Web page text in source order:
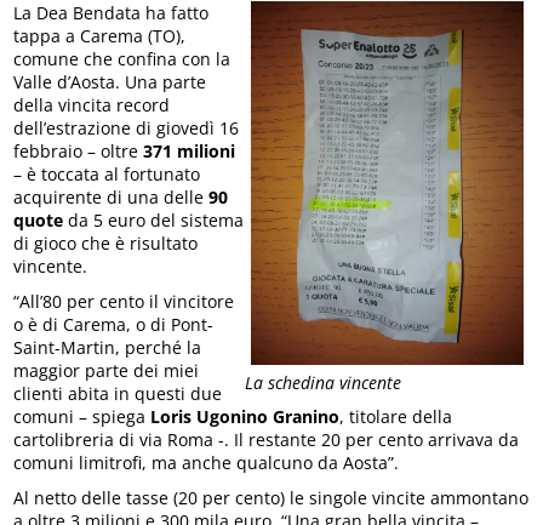
La schedina vincente
La Dea Bendata ha fatto
tappa a Carema (TO),
comune che confina con la
Valle d’Aosta. Una parte
della vincita record
dell’estrazione di giovedì 16
febbraio – oltre371 milioni
– è toccata al fortunato
acquirente di una delle 90
quote da 5 euro del sistema
di gioco che è risultato
vincente.
“All’80 per cento il vincitore
o è di Carema, o di Pont-
Saint-Martin, perché la
maggior parte dei miei
clienti abita in questi due
comuni – spiega Loris Ugonino Granino, titolare della
cartolibreria di via Roma -. Il restante 20 per cento arrivava da
comuni limitrofi, ma anche qualcuno da Aosta”.
Al netto delle tasse (20 per cento) le singole vincite ammontano